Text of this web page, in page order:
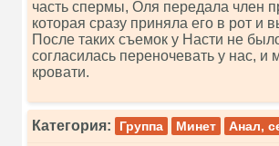
часть спермы, Оля передала член
которая сразу приняла его в рот и
После таких съемок у Насти не
согласилась переночевать у нас,
кровати.
Категория: Группа Минет Анал,